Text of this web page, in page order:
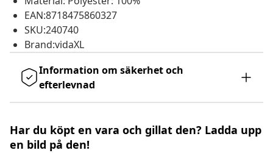
EAN:8718475860327
SKU:240740
Brand:vidaXL
Information om säkerhet och
efterlevnad
Har du köpt en vara och gillat den? Ladda upp
en bild på den!